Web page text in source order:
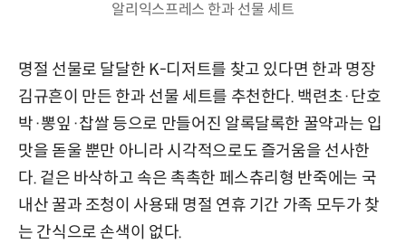
알리익스프레스 한과 선물 세트
명절 선물로 달달한 K-디저트를 찾고 있다면 한과 명장
김규흔이 만든 한과 선물 세트를 추천한다. 백련초·단호
박·뽕잎·찹쌀 등으로 만들어진 알록달록한 꿀약과는 입
맛을 돋울 뿐만 아니라 시각적으로도 즐거움을 선사한
다. 겉은 바삭하고 속은 촉촉한 페스츄리형 반죽에는 국
내산 꿀과 조청이 사용돼 명절 연휴 기간 가족 모두가 찾
는 간식으로 손색이 없다.